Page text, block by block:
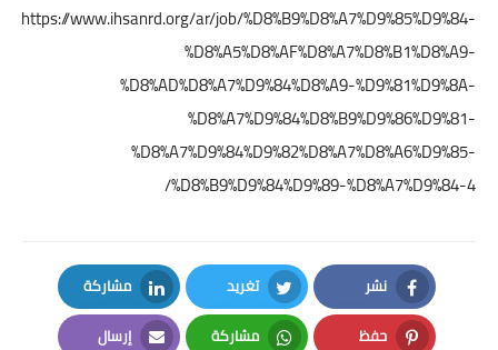
https://www.ihsanrd.org/ar/job/%D8%B9%D8%A7%D9%85%D9%84-
%D8%A5%D8%AF%D8%A7%D8%B1%D8%A9-
%D8%AD%D8%A7%D9%84%D8%A9-%D9%81%D9%8A-
%D8%A7%D9%84%D8%B9%D9%86%D9%81-
%D8%A7%D9%84%D9%82%D8%A7%D8%A6%D9%85-
%D8%B9%D9%84%D9%89-%D8%A7%D9%84-4/
نشر
Facebook
تغريد
Twitter
مشاركة
LinkedIn
حفظ مشاركة إرسال